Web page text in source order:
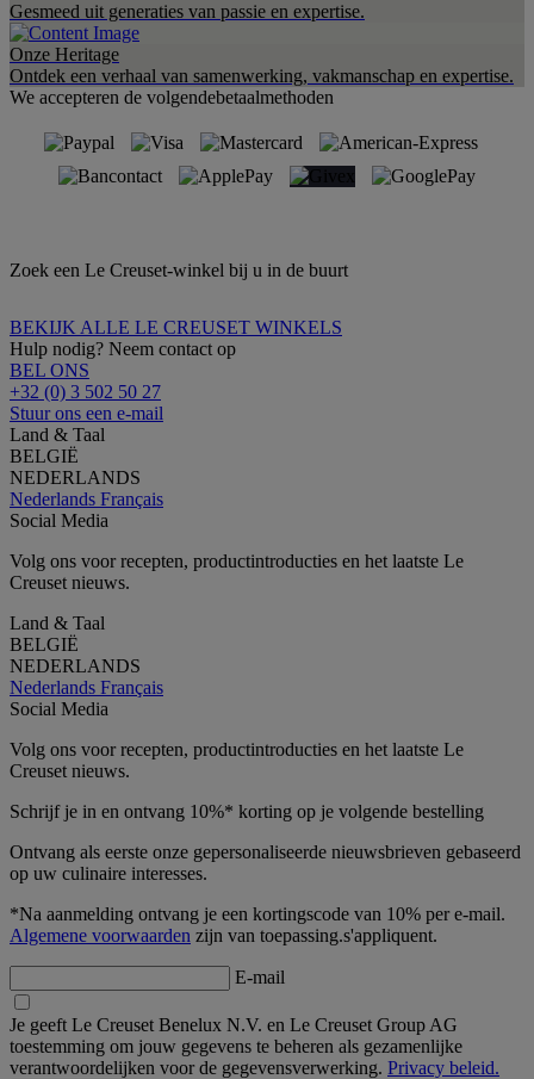
Gesmeed uit generaties van passie en expertise.
Onze Heritage
Ontdek een verhaal van samenwerking, vakmanschap en expertise.
We accepteren de volgendebetaalmethoden
Zoek een Le Creuset-winkel bij u in de buurt
BEKIJK ALLE LE CREUSET WINKELS
Hulp nodig? Neem contact op
BEL ONS
+32 (0) 3 502 50 27
Stuur ons een e-mail
Land & Taal
BELGIË
NEDERLANDS
Nederlands Français
Social Media
Volg ons voor recepten, productintroducties en het laatste Le
Creuset nieuws.
Land & Taal
BELGIË
NEDERLANDS
Nederlands Français
Social Media
Volg ons voor recepten, productintroducties en het laatste Le
Creuset nieuws.
Schrijf je in en ontvang 10%* korting op je volgende bestelling
Ontvang als eerste onze gepersonaliseerde nieuwsbrieven gebaseerd
op uw culinaire interesses.
*Na aanmelding ontvang je een kortingscode van 10% per e-mail.
Algemene voorwaarden zijn van toepassing.s'appliquent.
E-mail
Je geeft Le Creuset Benelux N.V. en Le Creuset Group AG
toestemming om jouw gegevens te beheren als gezamenlijke
verantwoordelijken voor de gegevensverwerking. Privacy beleid.